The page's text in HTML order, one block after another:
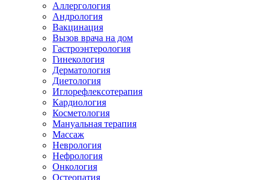
Аллергология
Андрология
Вакцинация
Вызов врача на дом
Гастроэнтерология
Гинекология
Дерматология
Диетология
Иглорефлексотерапия
Кардиология
Косметология
Мануальная терапия
Массаж
Неврология
Нефрология
Онкология
Остеопатия